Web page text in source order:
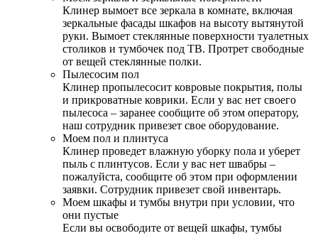
Клинер вымоет все зеркала в комнате, включая
зеркальные фасады шкафов на высоту вытянутой
руки. Вымоет стеклянные поверхности туалетных
столиков и тумбочек под ТВ. Протрет свободные
от вещей стеклянные полки.
Пылесосим пол
Клинер пропылесосит ковровые покрытия, полы
и прикроватные коврики. Если у вас нет своего
пылесоса – заранее сообщите об этом оператору,
наш сотрудник привезет свое оборудование.
Моем пол и плинтуса
Клинер проведет влажную уборку пола и уберет
пыль с плинтусов. Если у вас нет швабры –
пожалуйста, сообщите об этом при оформлении
заявки. Сотрудник привезет свой инвентарь.
Моем шкафы и тумбы внутри при условии, что
они пустые
Если вы освободите от вещей шкафы, тумбы